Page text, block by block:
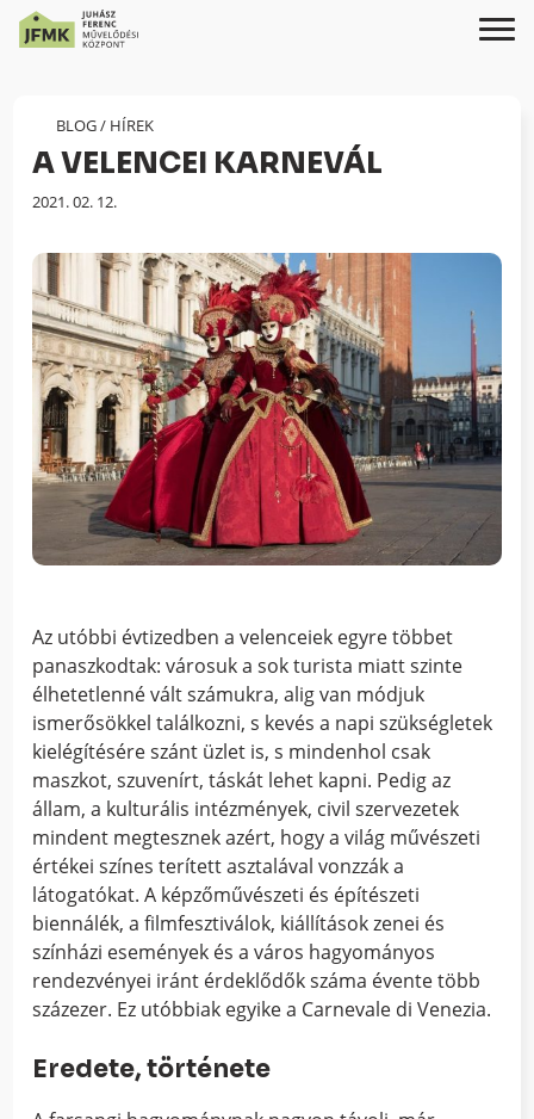
Content
navigációhoz
BLOG/ HÍREK
A VELENCEI KARNEVÁL
Megjelenés
2021. 02. 12.
Az utóbbi évtizedben a velenceiek egyre többet
panaszkodtak: városuk a sok turista miatt szinte
élhetetlenné vált számukra, alig van módjuk
ismerősökkel találkozni, s kevés a napi szükségletek
kielégítésére szánt üzlet is, s mindenhol csak
maszkot, szuvenírt, táskát lehet kapni. Pedig az
állam, a kulturális intézmények, civil szervezetek
mindent megtesznek azért, hogy a világ művészeti
értékei színes terített asztalával vonzzák a
látogatókat. A képzőművészeti és építészeti
biennálék, a filmfesztiválok, kiállítások zenei és
színházi események és a város hagyományos
rendezvényei iránt érdeklődők száma évente több
százezer. Ez utóbbiak egyike a Carnevale di Venezia.
Eredete, története